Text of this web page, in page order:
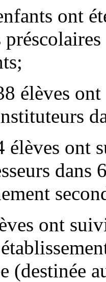
ont
élèves
élèves ont
dans
ont
(destinée